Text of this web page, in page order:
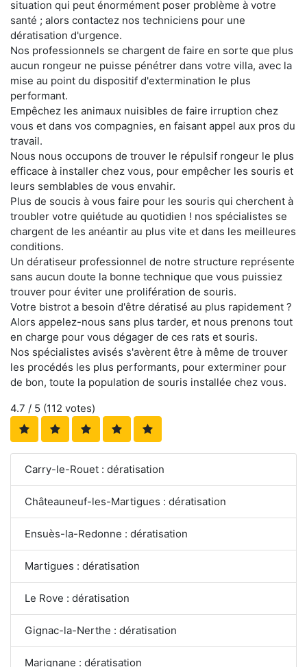
situation qui peut énormément poser problème à votre
santé ; alors contactez nos techniciens pour une
dératisation d'urgence.
Nos professionnels se chargent de faire en sorte que plus
aucun rongeur ne puisse pénétrer dans votre villa, avec la
mise au point du dispositif d'extermination le plus
performant.
Empêchez les animaux nuisibles de faire irruption chez
vous et dans vos compagnies, en faisant appel aux pros du
travail.
Nous nous occupons de trouver le répulsif rongeur le plus
efficace à installer chez vous, pour empêcher les souris et
leurs semblables de vous envahir.
Plus de soucis à vous faire pour les souris qui cherchent à
troubler votre quiétude au quotidien ! nos spécialistes se
chargent de les anéantir au plus vite et dans les meilleures
conditions.
Un dératiseur professionnel de notre structure représente
sans aucun doute la bonne technique que vous puissiez
trouver pour éviter une prolifération de souris.
Votre bistrot a besoin d'être dératisé au plus rapidement ?
Alors appelez-nous sans plus tarder, et nous prenons tout
en charge pour vous dégager de ces rats et souris.
Nos spécialistes avisés s'avèrent être à même de trouver
les procédés les plus performants, pour exterminer pour
de bon, toute la population de souris installée chez vous.
4.7 / 5 (112 votes)
Carry-le-Rouet : dératisation
Châteauneuf-les-Martigues : dératisation
Ensuès-la-Redonne : dératisation
Martigues : dératisation
Le Rove : dératisation
Gignac-la-Nerthe : dératisation
Marignane : dératisation